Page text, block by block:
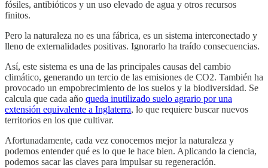
fósiles, antibióticos y un uso elevado de agua y otros recursos
finitos.
Pero la naturaleza no es una fábrica, es un sistema interconectado y
lleno de externalidades positivas. Ignorarlo ha traído consecuencias.
Así, este sistema es una de las principales causas del cambio
climático, generando un tercio de las emisiones de CO2. También ha
provocado un empobrecimiento de los suelos y la biodiversidad. Se
calcula que cada año queda inutilizado suelo agrario por una
extensión equivalente a Inglaterra, lo que requiere buscar nuevos
territorios en los que cultivar.
Afortunadamente, cada vez conocemos mejor la naturaleza y
podemos entender qué es lo que le hace bien. Aplicando la ciencia,
podemos sacar las claves para impulsar su regeneración.